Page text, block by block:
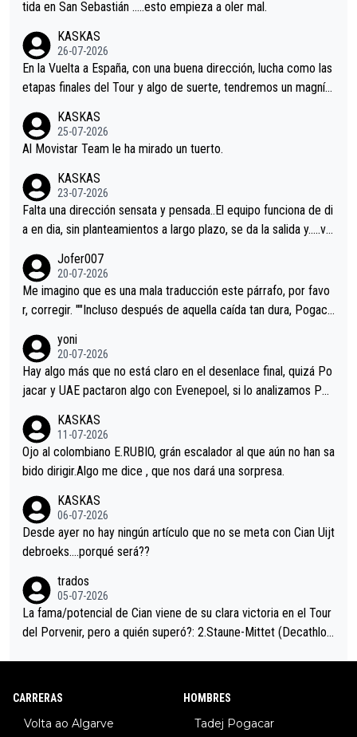
tida en San Sebastián …..esto empieza a oler mal.
KASKAS
26-07-2026
En la Vuelta a España, con una buena dirección, lucha como las
etapas finales del Tour y algo de suerte, tendremos un magnífi
KASKAS
25-07-2026
Al Movistar Team le ha mirado un tuerto.
KASKAS
23-07-2026
Falta una dirección sensata y pensada..El equipo funciona de di
a en dia, sin planteamientos a largo plazo, se da la salida y…..ve
Minguez, Velez etc etc.Me da pena vivir estos momentos tan
tristes sin victorias.
Jofer007
20-07-2026
Me imagino que es una mala traducción este párrafo, por favo
r, corregir. ""Incluso después de aquella caída tan dura, Pogaca
permaneció pegado a su rueda. Parecía increíble la forma en l
a que era capaz de controlar el miedo", recordó."
yoni
20-07-2026
Hay algo más que no está claro en el desenlace final, quizá Po
jacar y UAE pactaron algo con Evenepoel, si lo analizamos Poj
i sin pedalear, luego está el saludo con Evenepoel dándose la
mano de una manera muy fraternal, más allá de los típicos toqu
es en el hombro con que saludaba a Vingegard. Ahí hubo una in
eta, a ver si por querer poner a Del Toro con calzador en posi
ción de podio UAE y Pojacar se van complicar el tour.
KASKAS
11-07-2026
Ojo al colombiano E.RUBIO, grán escalador al que aún no han sa
bido dirigir.Algo me dice , que nos dará una sorpresa.
KASKAS
06-07-2026
Desde ayer no hay ningún artículo que no se meta con Cian Uijt
debroeks….porqué será??
trados
05-07-2026
La fama/potencial de Cian viene de su clara victoria en el Tour
del Porvenir, pero a quién superó?: 2.Staune-Mittet (Decathlon,
8.Lenny Martinez (Bahrein), 9. Van Belle (Visma), 10. Vacek (Li
CARRERAS
Volta ao Algarve
HOMBRES
Tadej Pogacar